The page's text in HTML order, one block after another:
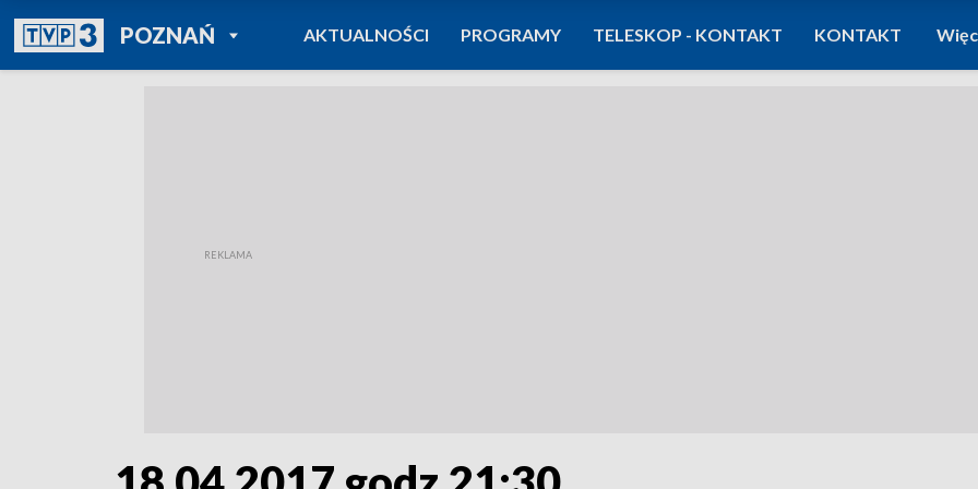
POZNAŃPOWRÓT DO
TVP REGIONY
AKTUALNOŚCI PROGRAMY TELESKOP - KONTAKT KONTAKT